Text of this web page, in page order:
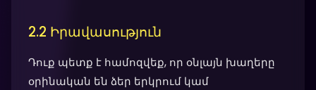
2.2 Իրավասություն
Դուք պետք է համոզվեք, որ օնլայն խաղերը
օրինական են ձեր երկրում կամ